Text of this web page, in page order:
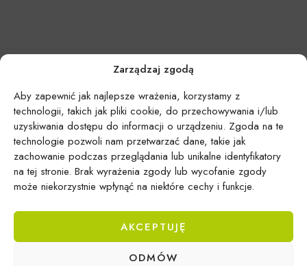
Zarządzaj zgodą
Aby zapewnić jak najlepsze wrażenia, korzystamy z
technologii, takich jak pliki cookie, do przechowywania i/lub
uzyskiwania dostępu do informacji o urządzeniu. Zgoda na te
technologie pozwoli nam przetwarzać dane, takie jak
zachowanie podczas przeglądania lub unikalne identyfikatory
na tej stronie. Brak wyrażenia zgody lub wycofanie zgody
może niekorzystnie wpłynąć na niektóre cechy i funkcje.
AKCEPTUJĘ
ODMÓW
Epicentrum Gdynia Wielki Kack